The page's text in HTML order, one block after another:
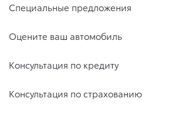
Специальные предложения
Оцените ваш автомобиль
Консультация по кредиту
Консультация по страхованию